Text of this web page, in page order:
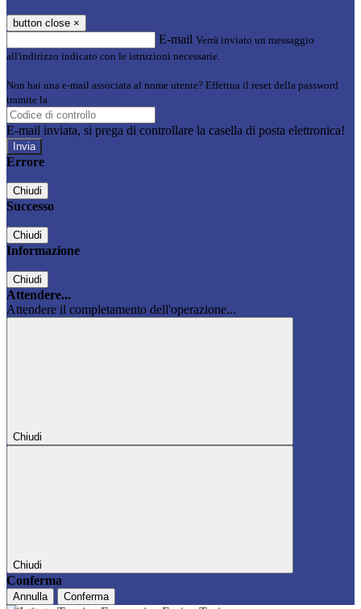
button close ×
E-mail Verrà inviato un messaggio
all'indirizzo indicato con le istruzioni necessarie.
Non hai una e-mail associata al nome utente? Effettua il reset della password
tramite la
E-mail inviata, si prega di controllare la casella di posta elettronica!
Errore
Chiudi
Successo
Chiudi
Informazione
Chiudi
Attendere...
Attendere il completamento dell'operazione...
Chiudi
Chiudi
Conferma
Annulla Conferma